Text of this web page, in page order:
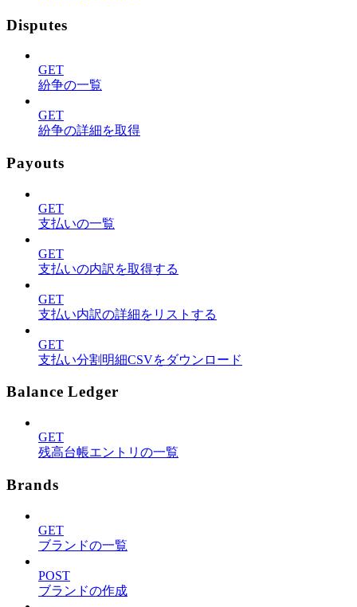
Disputes
GET
紛争の一覧
GET
紛争の詳細を取得
Payouts
GET
支払いの一覧
GET
支払いの内訳を取得する
GET
支払い内訳の詳細をリストする
GET
支払い分割明細CSVをダウンロード
Balance Ledger
GET
残高台帳エントリの一覧
Brands
GET
ブランドの一覧
POST
ブランドの作成